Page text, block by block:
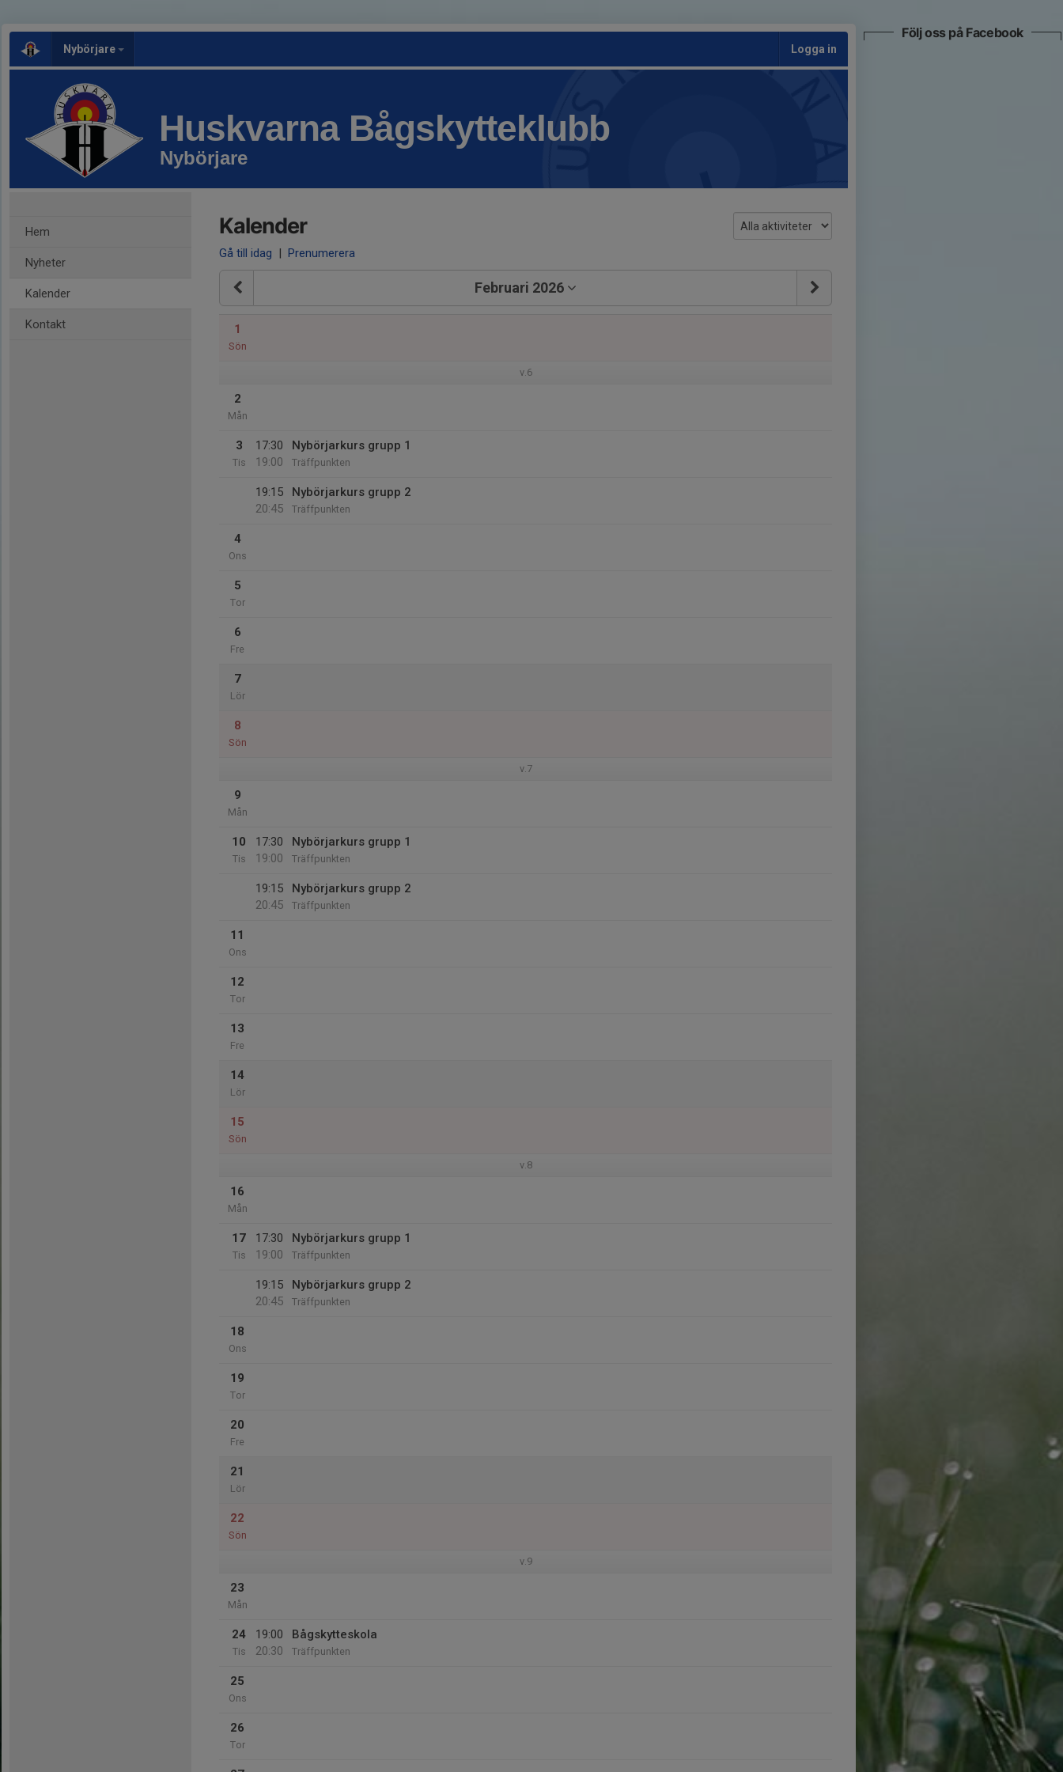
Nybörjare Logga in
Huskvarna Bågskytteklubb
Nybörjare
Hem
Nyheter
Kalender
Kontakt
Kalender
Gå till idag | Prenumerera
Februari 2026
1
Sön
v.6
2
Mån
3
Tis
17:30
19:00
Nybörjarkurs grupp 1
Träffpunkten
19:15
20:45
Nybörjarkurs grupp 2
Träffpunkten
4
Ons
5
Tor
6
Fre
7
Lör
8
Sön
v.7
9
Mån
10
Tis
17:30
19:00
Nybörjarkurs grupp 1
Träffpunkten
19:15
20:45
Nybörjarkurs grupp 2
Träffpunkten
11
Ons
12
Tor
13
Fre
14
Lör
15
Sön
v.8
16
Mån
17
Tis
17:30
19:00
Nybörjarkurs grupp 1
Träffpunkten
19:15
20:45
Nybörjarkurs grupp 2
Träffpunkten
18
Ons
19
Tor
20
Fre
21
Lör
22
Sön
v.9
23
Mån
24
Tis
19:00
20:30
Bågskytteskola
Träffpunkten
25
Ons
26
Tor
Följ oss på Facebook